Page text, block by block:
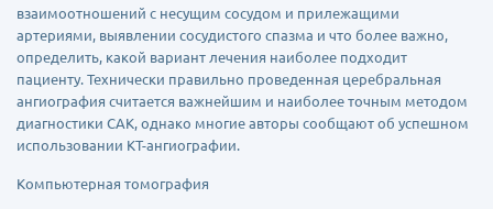
взаимоотношений с несущим сосудом и прилежащими
артериями, выявлении сосудистого спазма и что более важно,
определить, какой вариант лечения наиболее подходит
пациенту. Технически правильно проведенная церебральная
ангиография считается важнейшим и наиболее точным методом
диагностики САК, однако многие авторы сообщают об успешном
использовании КТ-ангиографии.
Компьютерная томография